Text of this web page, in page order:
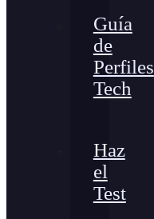
Guía
de
Perfiles
Tech
Haz
el
Test